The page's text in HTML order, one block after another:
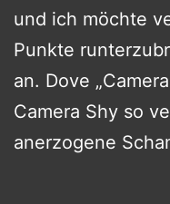
und ich möchte
Punkte
an. Dove
Camera Shy so
anerzogene